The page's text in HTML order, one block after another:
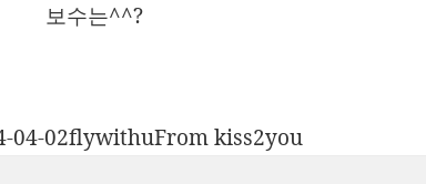
보수는^^?
04-02글
flywithu카
From kiss2you